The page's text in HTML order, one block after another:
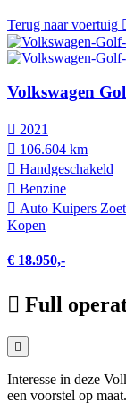
Terug naar voertuig
Volkswagen
2021
106.604 km
Hand­geschakeld
Benzine
Auto Kuipers
Kopen
€ 18.950,-
Full
Interesse in deze
een voorstel op maat.